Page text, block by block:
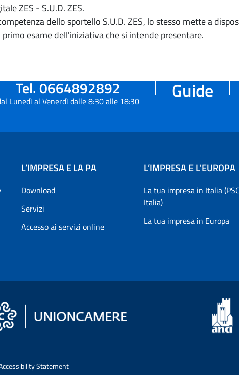
ZES - S.U.D. ZES.
dello sportello S.U.D. ZES, lo stesso mette a
esame dell'iniziativa che si intende presentare.
Tel. 0664892892
Lunedì al Venerdì dalle 8:30 alle 18:30 Guide
L’IMPRESA E LA PA
Download
Servizi
Accesso ai servizi online
L’IMPRESA E L'EUROPA
La tua impresa in Italia (PSC
Italia)
La tua impresa in Europa
Statement